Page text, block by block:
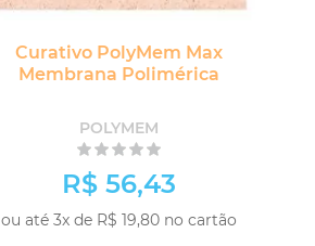
Curativo PolyMem Max
Membrana Polimérica
POLYMEM
R$ 56,43
ou até 3x de R$ 19,80 no cartão